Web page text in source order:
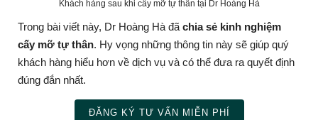
Khách hàng sau khi cấy mỡ tự thân tại Dr Hoàng Hà
Trong bài viết này, Dr Hoàng Hà đã chia sẻ kinh nghiệm
cấy mỡ tự thân. Hy vọng những thông tin này sẽ giúp quý
khách hàng hiểu hơn về dịch vụ và có thể đưa ra quyết định
đúng đắn nhất.
ĐĂNG KÝ TƯ VẤN MIỄN PHÍ